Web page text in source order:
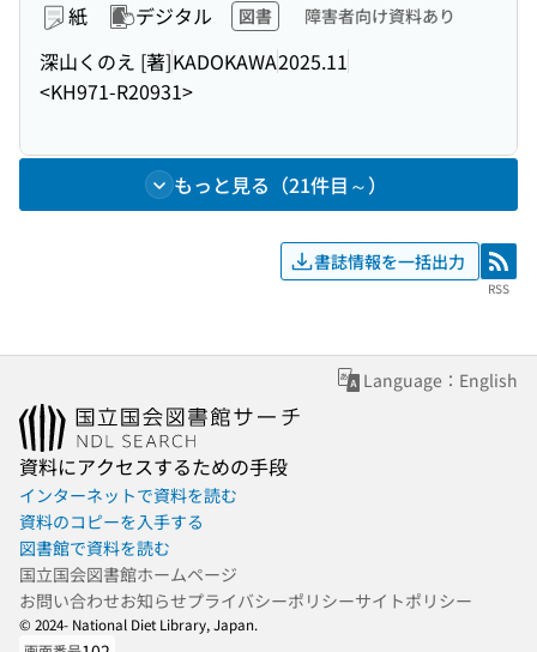
紙 デジタル 図書 障害者向け資料あり
深山くのえ [著]KADOKAWA2025.11
<KH971-R20931>
もっと見る（21件目～）
書誌情報を一括出力 RSS
RSS
Language：English
資料にアクセスするための手段
インターネットで資料を読む
資料のコピーを入手する
図書館で資料を読む
国立国会図書館ホームページ
お問い合わせお知らせプライバシーポリシーサイトポリシー
© 2024- National Diet Library, Japan.